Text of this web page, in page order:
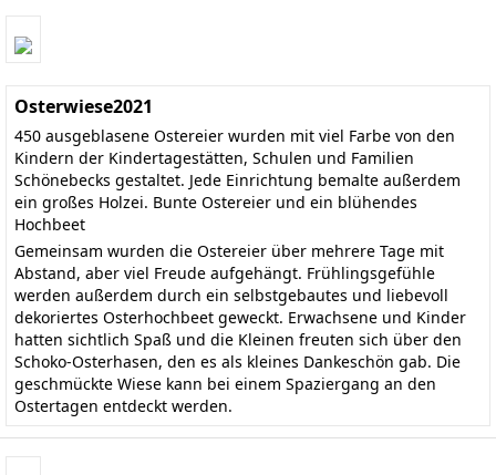
Osterwiese2021
450 ausgeblasene Ostereier wurden mit viel Farbe von den
Kindern der Kindertagestätten, Schulen und Familien
Schönebecks gestaltet. Jede Einrichtung bemalte außerdem
ein großes Holzei. Bunte Ostereier und ein blühendes
Hochbeet
Gemeinsam wurden die Ostereier über mehrere Tage mit
Abstand, aber viel Freude aufgehängt. Frühlingsgefühle
werden außerdem durch ein selbstgebautes und liebevoll
dekoriertes Osterhochbeet geweckt. Erwachsene und Kinder
hatten sichtlich Spaß und die Kleinen freuten sich über den
Schoko-Osterhasen, den es als kleines Dankeschön gab. Die
geschmückte Wiese kann bei einem Spaziergang an den
Ostertagen entdeckt werden.